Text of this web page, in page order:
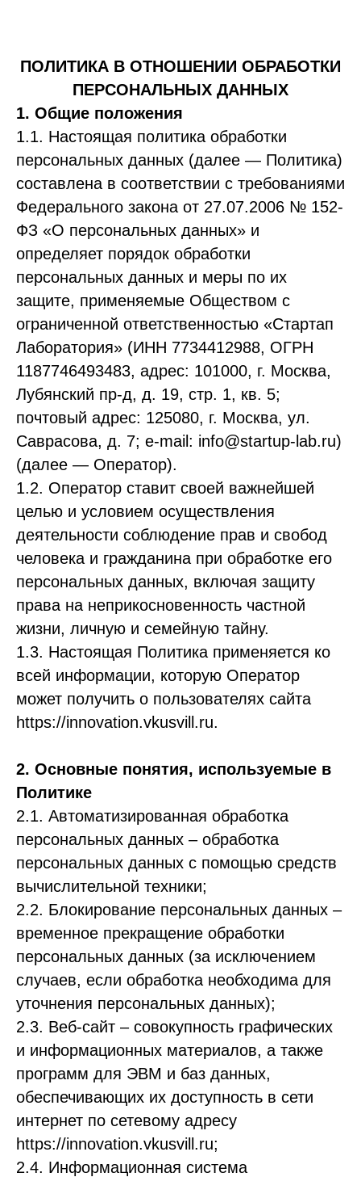
ПОЛИТИКА В ОТНОШЕНИИ ОБРАБОТКИ
ПЕРСОНАЛЬНЫХ ДАННЫХ
1. Общие положения
1.1. Настоящая политика обработки
персональных данных (далее — Политика)
составлена в соответствии с требованиями
Федерального закона от 27.07.2006 № 152-
ФЗ «О персональных данных» и
определяет порядок обработки
персональных данных и меры по их
защите, применяемые Обществом с
ограниченной ответственностью «Стартап
Лаборатория» (ИНН 7734412988, ОГРН
1187746493483, адрес: 101000, г. Москва,
Лубянский пр-д, д. 19, стр. 1, кв. 5;
почтовый адрес: 125080, г. Москва, ул.
Саврасова, д. 7; e-mail: info@startup-lab.ru)
(далее — Оператор).
1.2. Оператор ставит своей важнейшей
целью и условием осуществления
деятельности соблюдение прав и свобод
человека и гражданина при обработке его
персональных данных, включая защиту
права на неприкосновенность частной
жизни, личную и семейную тайну.
1.3. Настоящая Политика применяется ко
всей информации, которую Оператор
может получить о пользователях сайта
https://innovation.vkusvill.ru.
2. Основные понятия, используемые в
Политике
2.1. Автоматизированная обработка
персональных данных – обработка
персональных данных с помощью средств
вычислительной техники;
2.2. Блокирование персональных данных –
временное прекращение обработки
персональных данных (за исключением
случаев, если обработка необходима для
уточнения персональных данных);
2.3. Веб-сайт – совокупность графических
и информационных материалов, а также
программ для ЭВМ и баз данных,
обеспечивающих их доступность в сети
интернет по сетевому адресу
https://innovation.vkusvill.ru;
2.4. Информационная система